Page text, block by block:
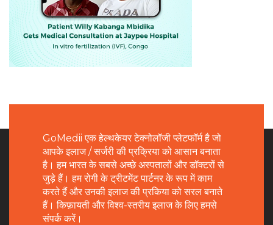
GoMedii एक हेल्थकेयर टेक्नोलॉजी प्लेटफॉर्म है जो
आपके इलाज / सर्जरी की प्रक्रिया को आसान बनाता
है। हम भारत के सबसे अच्छे अस्पतालों और डॉक्टरों से
जुड़े हैं। हम रोगी के ट्रीटमेंट पार्टनर के रूप में काम
करते हैं और उनकी इलाज की प्रकिया को सरल बनाते
हैं। किफ़ायती और विश्व-स्तरीय इलाज के लिए हमसे
संपर्क करें।